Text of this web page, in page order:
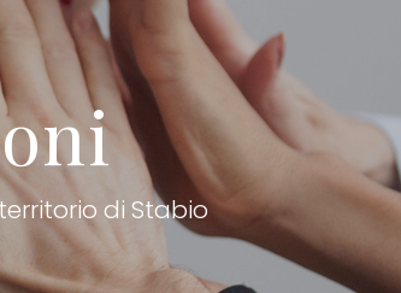
di Stabio